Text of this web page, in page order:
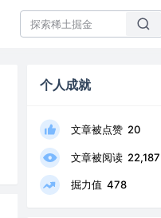
个人成就
文章被点赞 20
文章被阅读 22,187
掘力值 478